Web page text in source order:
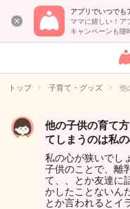
アプリでいつでも
ママに嬉しい！ア
キャンペーンも随
トップ 子育て・グッズ 他
他の子供の育て
てしまうのは私
私の心が狭いでし
子供のことで、離
て、、とか友達に
かしたことないん
とか言われるとイ